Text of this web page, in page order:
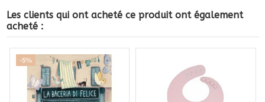
Les clients qui ont acheté ce produit ont également
acheté :
-5%